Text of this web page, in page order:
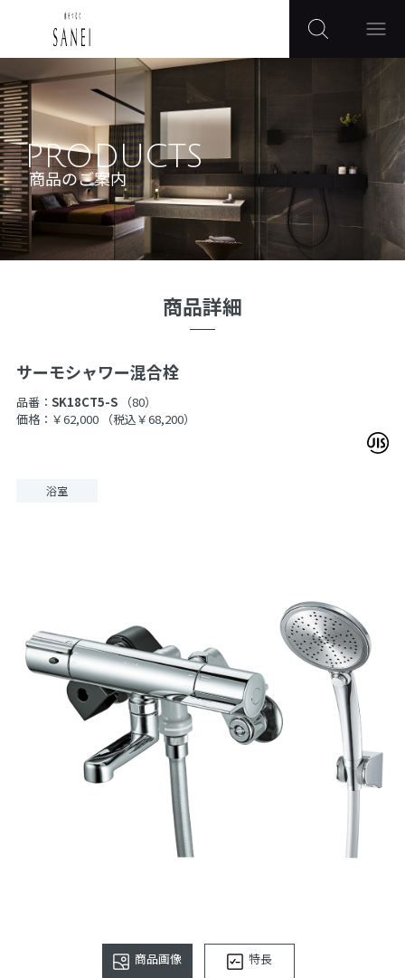
PRODUCTS
商品のご案内
商品詳細
サーモシャワー混合栓
品番： SK18CT5-S
（80）
価格：￥62,000
（税込￥68,200）
浴室
商品画像 特長